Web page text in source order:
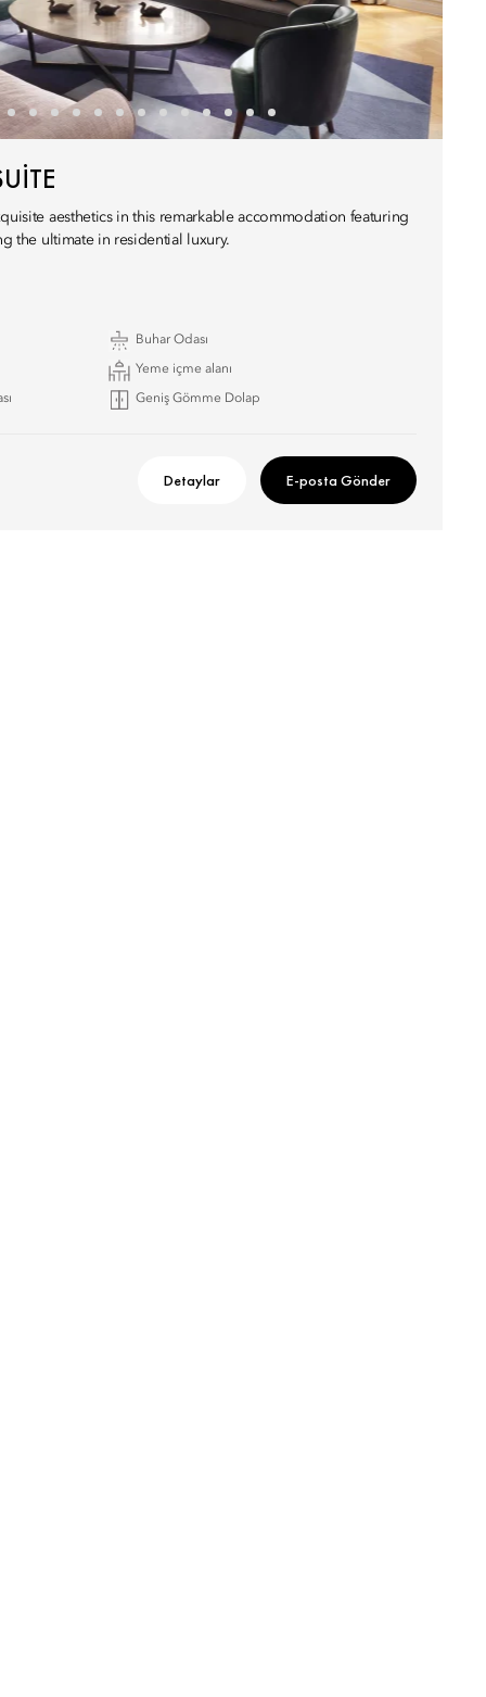
aesthetics in this remarkable accommodation featuring
the ultimate in residential luxury.
Buhar Odası
Yeme içme alanı
Geniş Gömme Dolap
Detaylar E-posta Gönder